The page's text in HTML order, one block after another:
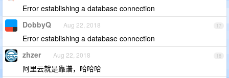
Error establishing a database connection
17
DobbyQ Aug 22, 2018
Error establishing a database connection
18
zhzer Aug 22, 2018
阿里云就是靠谱，哈哈哈